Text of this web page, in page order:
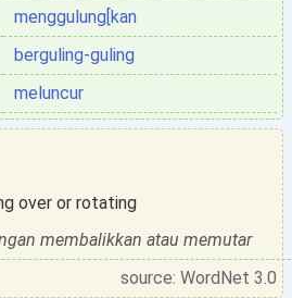
menggulung[kan
berguling-guling
meluncur
over or rotating
membalikkan atau memutar
source: WordNet 3.0